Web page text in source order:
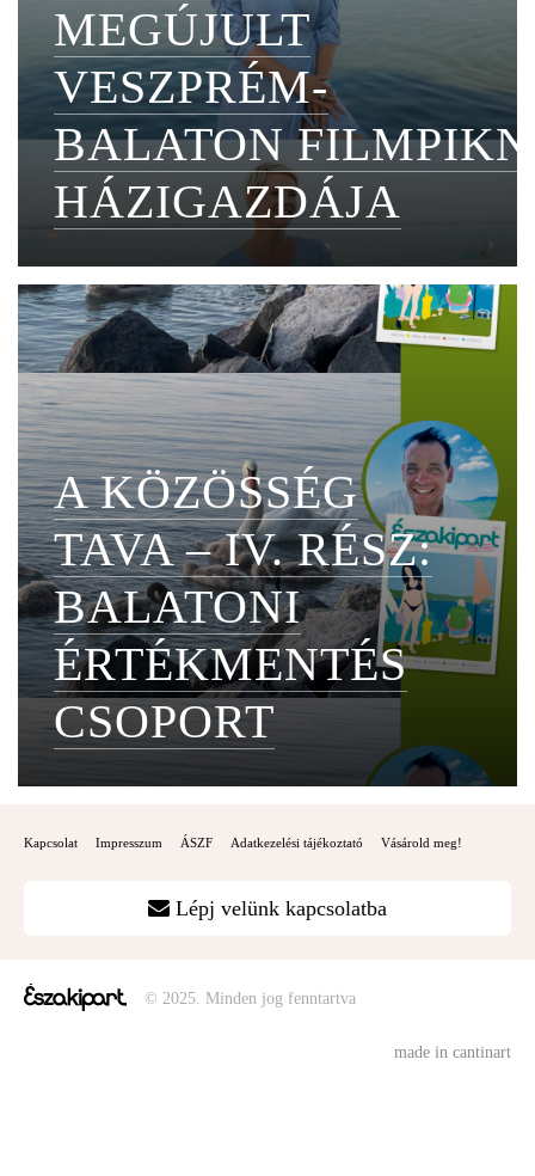
MEGÚJULT
VESZPRÉM-
BALATON
HÁZIGAZDÁJA
A KÖZÖSSÉG
TAVA – IV. RÉSZ:
BALATONI
ÉRTÉKMENTÉS
CSOPORT
Kapcsolat Impresszum ÁSZF Adatkezelési tájékoztató Vásárold meg!
Lépj velünk kapcsolatba
© 2025. Minden jog fenntartva
made in cantinart